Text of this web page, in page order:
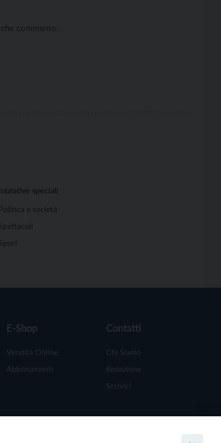
commento.
Iniziative speciali
Politica e società
E-Shop
Vendita Online
Abbonamenti
Contatti
Chi Siamo
Redazione
Scrivici